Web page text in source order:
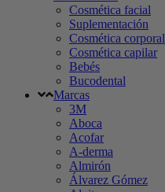
Cosmética facial
Suplementación
Cosmética corporal
Cosmética capilar
Bebés
Bucodental
Marcas
3M
Aboca
Acofar
A-derma
Almirón
Álvarez Gómez